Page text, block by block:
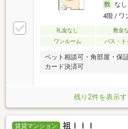
なし
4階 / ワ
礼金なし 敷金
ワンルーム
バス・ト
ペット相談可・角部屋・保
カード決済可
残り2件を表示す
賃貸マンション 祖ＩＩＩ